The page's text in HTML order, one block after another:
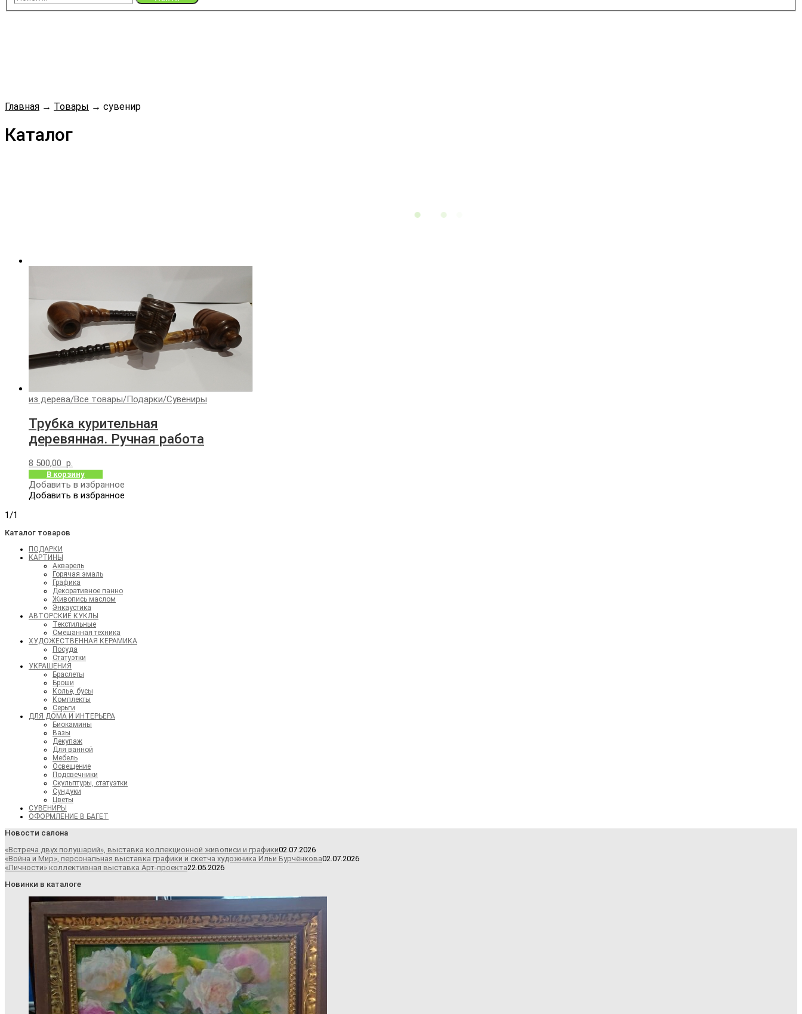
Главная → Товары → сувенир
Каталог
из дерева/Все товары/Подарки/Сувениры
Трубка курительная
деревянная. Ручная работа
8 500,00 р.
В корзину
Добавить в избранное
Добавить в избранное
1/1
Каталог товаров
ПОДАРКИ
КАРТИНЫ
Акварель
Горячая эмаль
Графика
Декоративное панно
Живопись маслом
Энкаустика
АВТОРСКИЕ КУКЛЫ
Текстильные
Смешанная техника
ХУДОЖЕСТВЕННАЯ КЕРАМИКА
Посуда
Статуэтки
УКРАШЕНИЯ
Браслеты
Броши
Колье, бусы
Комплекты
Серьги
ДЛЯ ДОМА И ИНТЕРЬЕРА
Биокамины
Вазы
Декупаж
Для ванной
Мебель
Освещение
Подсвечники
Скульптуры, статуэтки
Сундуки
Цветы
СУВЕНИРЫ
ОФОРМЛЕНИЕ В БАГЕТ
Новости салона
«Встреча двух полушарий», выставка коллекционной живописи и графики02.07.2026
«Война и Мир», персональная выставка графики и скетча художника Ильи Бурчёнкова02.07.2026
«Личности» коллективная выставка Арт-проекта22.05.2026
Новинки в каталоге